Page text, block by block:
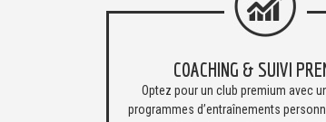
COACHING & SUIVI
Optez pour un club premium avec
programmes d’entraînements